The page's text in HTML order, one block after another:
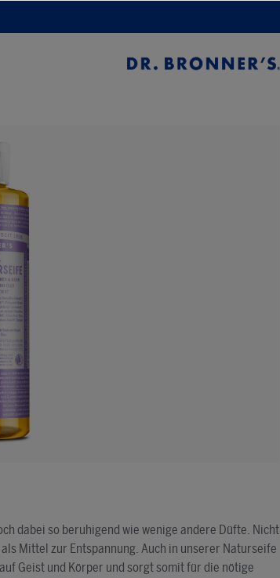
dabei so beruhigend wie wenige andere Düfte. Nicht
Mittel zur Entspannung. Auch in unserer Naturseife
Geist und Körper und sorgt somit für die nötige